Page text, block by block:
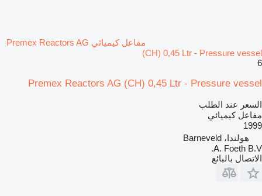
مفاعل كيميائي Premex Reactors AG
(CH) 0,45 Ltr - Pressure vessel
6
Premex Reactors AG (CH) 0,45 Ltr - Pressure vessel
السعر عند الطلب
مفاعل كيميائي
1999
هولندا، Barneveld
A. Foeth B.V.
الاتصال بالبائع